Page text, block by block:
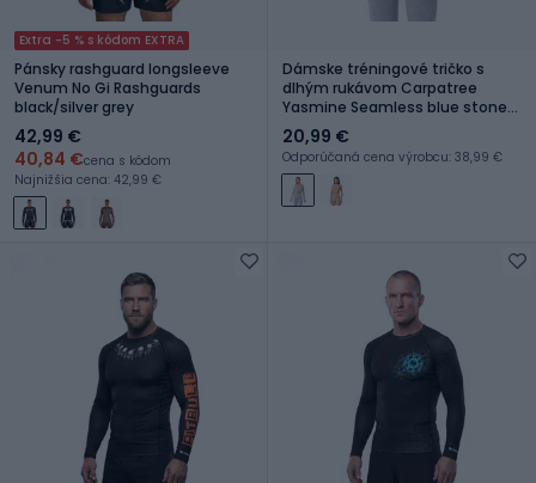
Extra -5 % s kódom EXTRA
Pánsky rashguard longsleeve
Venum No Gi Rashguards
black/silver grey
42,99 €
40,84 €cena s kódom
Najnižšia cena: 42,99 €
Dámske tréningové tričko s
dlhým rukávom Carpatree
Yasmine Seamless blue stone
wash
20,99 €
Odporúčaná cena výrobcu: 38,99 €